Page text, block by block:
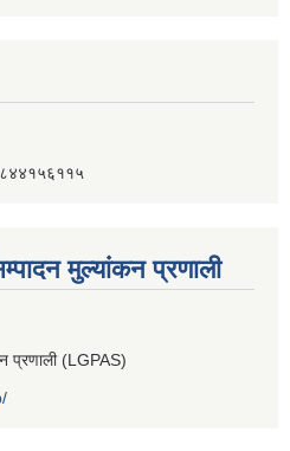
९८४४१५६११५
मुल्यांकन प्रणाली
प्रणाली (LGPAS)